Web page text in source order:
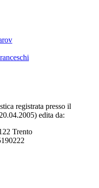
registrata presso il
edita da:
Trento